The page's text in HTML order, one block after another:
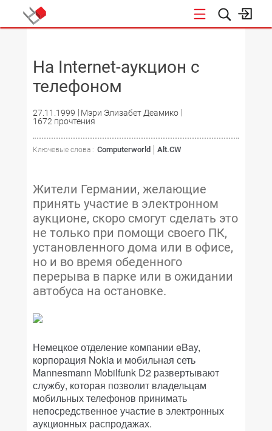
На Internet-аукцион с
телефоном
27.11.1999
Мэри Элизабет Деамико
1672 прочтения
Ключевые слова : Computerworld Alt.CW
Жители Германии, желающие
принять участие в электронном
аукционе, скоро смогут сделать это
не только при помощи своего ПК,
установленного дома или в офисе,
но и во время обеденного
перерыва в парке или в ожидании
автобуса на остановке.
Немецкое отделение компании eBay,
корпорация Nokia и мобильная сеть
Mannesmann Mobilfunk D2 развертывают
службу, которая позволит владельцам
мобильных телефонов принимать
непосредственное участие в электронных
аукционных распродажах.